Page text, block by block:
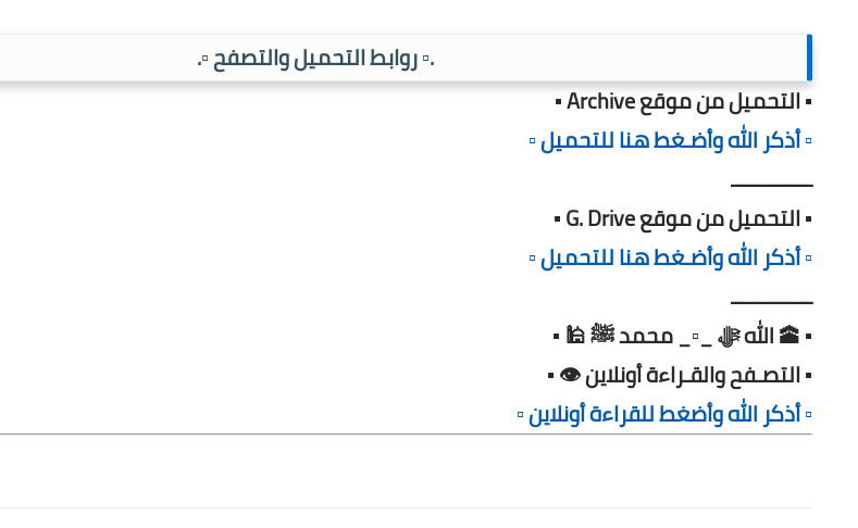
.▫️ روابط التحميل والتصفح ▫️.
▪️ التحميل من موقع Archive ▪️
▫️ أذكر الله وأضـغط هنا للتحميل ▫️
ـــــــــــــــ
▪️ التحميل من موقع G. Drive ▪️
▫️ أذكر الله وأضـغط هنا للتحميل ▫️
ـــــــــــــــ
▪️ 🕋 الله ﷻ _▫️_ محمد ﷺ 🕌 ▪️
▪️ التصـفح والقـراءة أونلاين 👁️ ▪️
▫️ أذكر الله وأضغط للقراءة أونلاين ▫️